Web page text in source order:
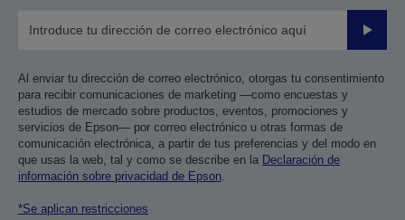
Enviar
Al enviar tu dirección de correo electrónico, otorgas tu consentimiento
para recibir comunicaciones de marketing —como encuestas y
estudios de mercado sobre productos, eventos, promociones y
servicios de Epson— por correo electrónico u otras formas de
comunicación electrónica, a partir de tus preferencias y del modo en
que usas la web, tal y como se describe en la Declaración de
información sobre privacidad de Epson
*Se aplican restricciones